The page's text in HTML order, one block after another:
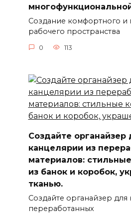
Создание комфортного и
рабочего пространства
0 113
Создайте органайзер
канцелярии из
материалов:
из банок и коробок,
тканью.
Создайте органайзер для
переработанных